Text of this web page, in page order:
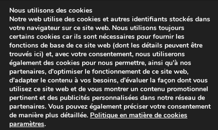
Enregistrer mon nom, mon e-mail et mon site
dans le navigateur pour mon prochain
commentaire.
© 2026 cliniqueveterinairechampionnet.fr -
Nous utilisons des cookies
Notre web utilise des cookies et autres identifiants stockés dans
votre navigateur sur ce site web. Nous utilisons toujours
certains cookies car ils sont nécessaires pour fournir les
fonctions de base de ce site web (dont les détails peuvent être
trouvés ici) et, avec votre consentement, nous utiliserons
également des cookies pour nous permettre, ainsi qu'à nos
partenaires, d'optimiser le fonctionnement de ce site web,
d'adapter le contenu à vos besoins, d'évaluer la façon dont vous
utilisez ce site web et de vous montrer un contenu promotionnel
pertinent et des publicités personnalisées dans notre réseau de
partenaires. Vous pouvez également préciser votre consentement
de manière plus détaillée. Politique en matière de cookies
paramètres.